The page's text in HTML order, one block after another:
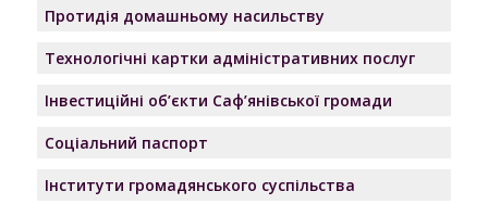
Протидія домашньому насильству
Технологічні картки адміністративних послуг
Інвестиційні об’єкти Саф’янівської громади
Соціальний паспорт
Інститути громадянського суспільства